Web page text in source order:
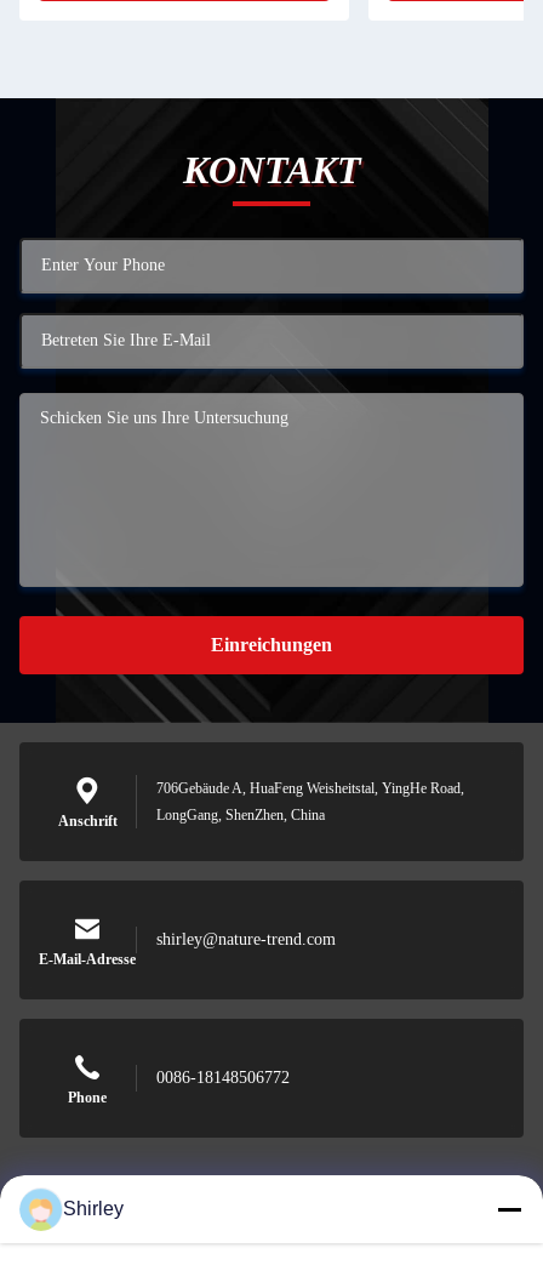
KONTAKT
Einreichungen
Anschrift
706Gebäude A, HuaFeng Weisheitstal, YingHe Road,
LongGang, ShenZhen, China
E-Mail-Adresse
shirley@nature-trend.com
Phone
0086-18148506772
Shenzhen Jane Cheng Development Co.,
Shirley